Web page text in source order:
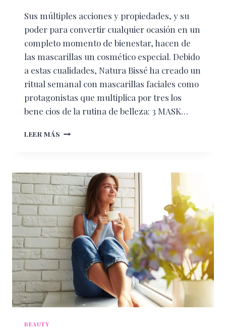
Sus múltiples acciones y propiedades, y su
poder para convertir cualquier ocasión en un
completo momento de bienestar, hacen de
las mascarillas un cosmético especial. Debido
a estas cualidades, Natura Bissé ha creado un
ritual semanal con mascarillas faciales como
protagonistas que multiplica por tres los
bene cios de la rutina de belleza: 3 MASK…
LEER MÁS
TRANSFORMAR
TU
CUTIS
CON
NATURA
BISSÉ
BEAUTY